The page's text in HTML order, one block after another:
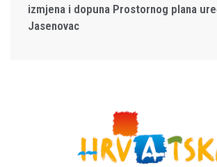
izmjena i dopuna Prostornog plana
Jasenovac